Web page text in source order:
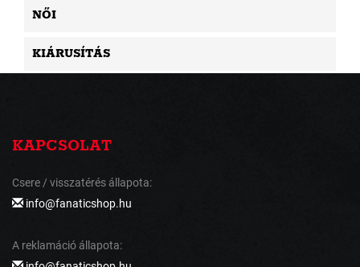
NŐI
KIÁRUSÍTÁS
KAPCSOLAT
Csere / visszatérés állapota:
info@fanaticshop.hu
A reklamáció állapota: